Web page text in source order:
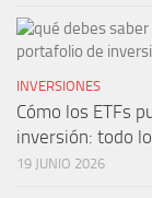
INVERSIONES
Cómo los ETFs
inversión: todo
19 JUNIO 2026